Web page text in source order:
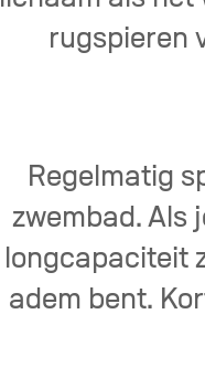
rugspieren
Regelmatig
zwembad. Als
longcapaciteit
adem bent.